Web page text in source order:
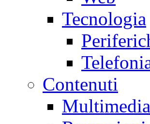
Tecnologia
Contenuti
Multimedia